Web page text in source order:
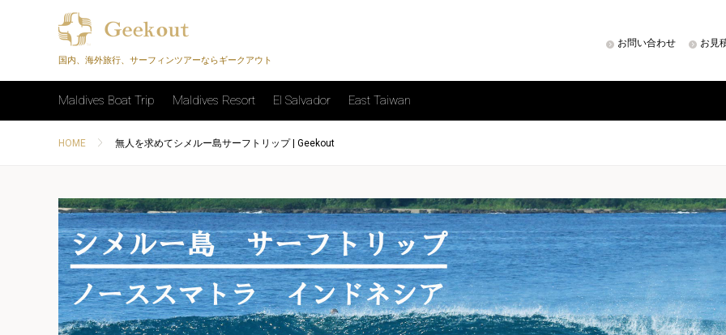
お問い合わせ お見
国内、海外旅行、サーフィンツアーならギークアウト
Maldives Boat Trip Maldives Resort El Salvador East Taiwan
HOME 無人を求めてシメルー島サーフトリップ | Geekout